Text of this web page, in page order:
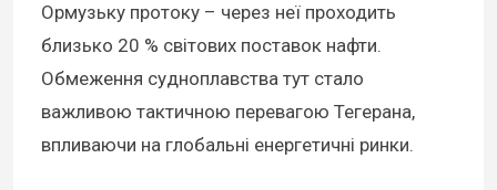
Ормузьку протоку – через неї проходить
близько 20 % світових поставок нафти.
Обмеження судноплавства тут стало
важливою тактичною перевагою Тегерана,
впливаючи на глобальні енергетичні ринки.